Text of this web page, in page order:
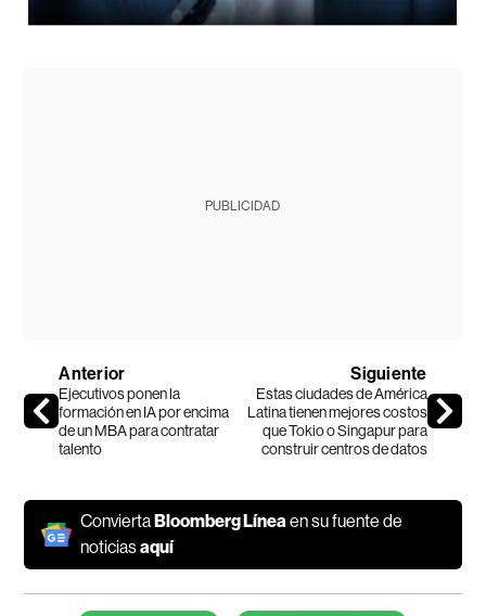
PUBLICIDAD
Anterior
Ejecutivos ponen la
formación en IA por encima
de un MBA para contratar
talento
Siguiente
Estas ciudades de América
Latina tienen mejores costos
que Tokio o Singapur para
construir centros de datos
ConviertaBloomberg Líneaen su fuente de
noticiasaquí